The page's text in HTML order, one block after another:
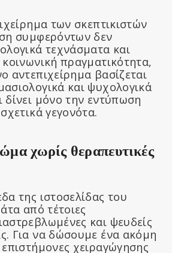
των σκεπτικιστών
συμφερόντων δεν
τεχνάσματα και
πραγματικότητα,
αντεπιχείρημα βασίζεται
και ψυχολογικά
δίνει μόνο την εντύπωση
γεγονότα.
χωρίς θεραπευτικές
της ιστοσελίδας του
από τέτοιες
και ψευδείς
Για να δώσουμε ένα ακόμη
χειραγώγησης